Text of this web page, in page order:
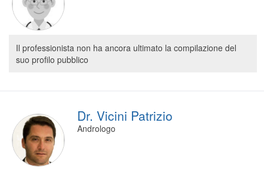
Il professionista non ha ancora ultimato la compilazione del
suo profilo pubblico
Dr. Vicini Patrizio
Andrologo